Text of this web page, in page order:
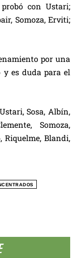
con Ustari;
Somoza, Erviti;
por una
es duda para el
Sosa, Albín,
Somoza,
Riquelme, Blandi,